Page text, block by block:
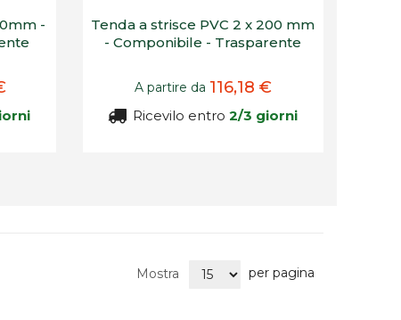
-
Tenda a strisce PVC 2 x 200 mm
- Componibile - Trasparente
A partire da 116,18 €
Ricevilo entro2/3 giorni
Mostra per pagina